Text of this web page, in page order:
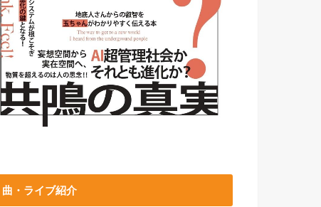
曲・ライブ紹介